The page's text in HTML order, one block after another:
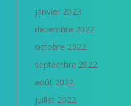
janvier 2023
décembre 2022
octobre 2022
septembre 2022
août 2022
juillet 2022